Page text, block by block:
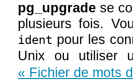
pg_upgrade se
plusieurs fois.
ident pour les
Unix ou utiliser
« Fichier de mots